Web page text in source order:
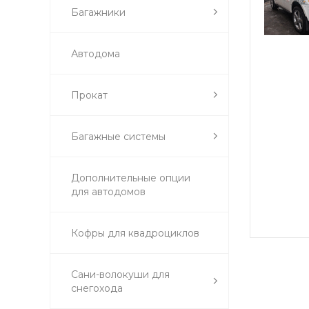
Багажники
Автодома
Прокат
Багажные системы
Дополнительные опции
для автодомов
Кофры для квадроциклов
Сани-волокуши для
снегохода